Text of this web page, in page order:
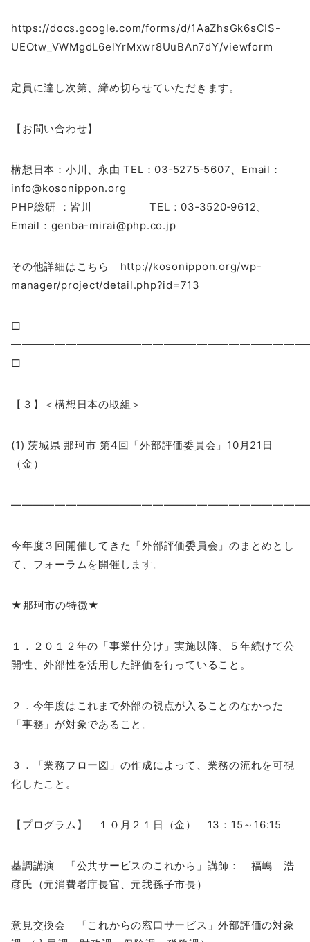
https://docs.google.com/forms/d/1AaZhsGk6sCIS-
UEOtw_VWMgdL6elYrMxwr8UuBAn7dY/viewform
定員に達し次第、締め切らせていただきます。
【お問い合わせ】
構想日本：小川、永由 TEL：03‐5275‐5607、Email：
info@kosonippon.org
PHP総研 ：皆川 TEL：03‐3520‐9612、
Email：genba-mirai@php.co.jp
その他詳細はこちら http://kosonippon.org/wp-
manager/project/detail.php?id=713
□
□
【３】＜構想日本の取組＞
(1) 茨城県 那珂市 第4回「外部評価委員会」10月21日
（金）
今年度３回開催してきた「外部評価委員会」のまとめとし
て、フォーラムを開催します。
★那珂市の特徴★
１．２０１２年の「事業仕分け」実施以降、５年続けて公
開性、外部性を活用した評価を行っていること。
２．今年度はこれまで外部の視点が入ることのなかった
「事務」が対象であること。
３．「業務フロー図」の作成によって、業務の流れを可視
化したこと。
【プログラム】 １０月２１日（金） 13：15～16:15
基調講演 「公共サービスのこれから」講師： 福嶋 浩
彦氏（元消費者庁長官、元我孫子市長）
意見交換会 「これからの窓口サービス」外部評価の対象